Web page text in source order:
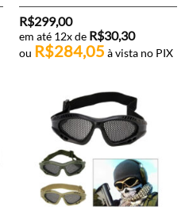
R$299,00
em até 12x de R$30,30
ou R$284,05 à vista no PIX